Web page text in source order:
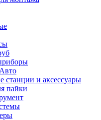
станции и аксессуары
пайки